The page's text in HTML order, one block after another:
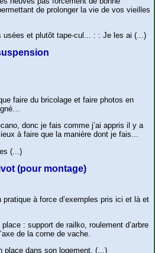
de prolonger la vie de vos vieilles
usées et plutôt tape-cul... : : Je les ai (...)
faire du bricolage et faire photos en
donc je fais comme j’ai appris il y a
à faire que la manière dont je fais...
(...)
(pour montage)
à force d’exemples pris ici et là et
: support de railko, roulement d’arbre
de la corne de vache.
place dans son logement, (...)